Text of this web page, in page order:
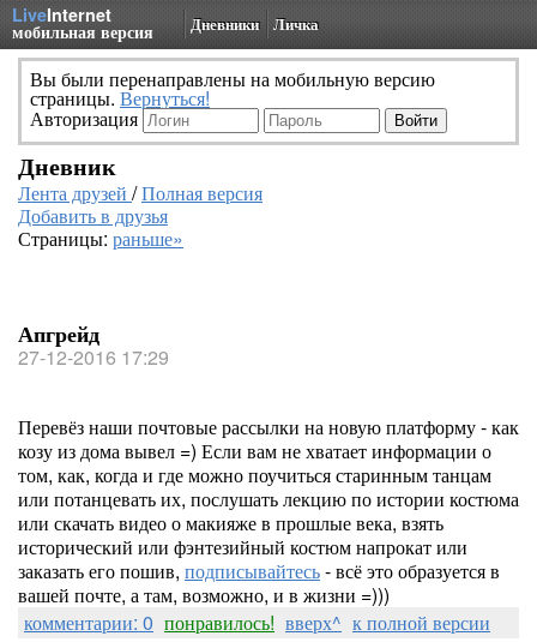
LiveInternet
мобильная версия Дневники Личка
Вы были перенаправлены на мобильную версию
страницы. Вернуться!
Авторизация
Дневник
Лента друзей /Полная версия
Добавить в друзья
Страницы: раньше»
Апгрейд
27-12-2016 17:29
Перевёз наши почтовые рассылки на новую платформу - как
козу из дома вывел =) Если вам не хватает информации о
том, как, когда и где можно поучиться старинным танцам
или потанцевать их, послушать лекцию по истории костюма
или скачать видео о макияже в прошлые века, взять
исторический или фэнтезийный костюм напрокат или
заказать его пошив, подписывайтесь- всё это образуется в
вашей почте, а там, возможно, и в жизни =)))
комментарии: 0 понравилось! вверх^ к полной версии